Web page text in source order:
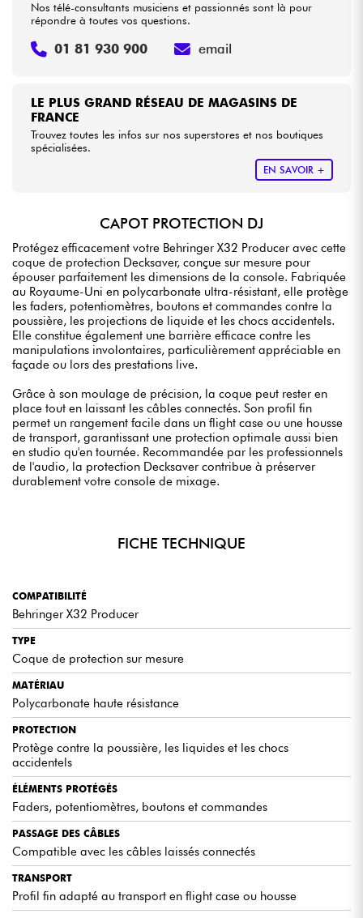
LE PLUS GRAND RÉSEAU DE MAGASINS DE
FRANCE
Trouvez toutes les infos sur nos superstores et nos boutiques
spécialisées.
EN SAVOIR +
Nos télé-consultants musiciens et passionnés sont là pour
répondre à toutes vos questions.
01 81 930 900 email
CAPOT PROTECTION DJ
Protégez efficacement votre Behringer X32 Producer avec cette
coque de protection Decksaver, conçue sur mesure pour
épouser parfaitement les dimensions de la console. Fabriquée
au Royaume-Uni en polycarbonate ultra-résistant, elle protège
les faders, potentiomètres, boutons et commandes contre la
poussière, les projections de liquide et les chocs accidentels.
Elle constitue également une barrière efficace contre les
manipulations involontaires, particulièrement appréciable en
façade ou lors des prestations live.
Grâce à son moulage de précision, la coque peut rester en
place tout en laissant les câbles connectés. Son profil fin
permet un rangement facile dans un flight case ou une housse
de transport, garantissant une protection optimale aussi bien
en studio qu'en tournée. Recommandée par les professionnels
de l'audio, la protection Decksaver contribue à préserver
durablement votre console de mixage.
FICHE TECHNIQUE
COMPATIBILITÉ
Behringer X32 Producer
TYPE
Coque de protection sur mesure
MATÉRIAU
Polycarbonate haute résistance
PROTECTION
Protège contre la poussière, les liquides et les chocs
accidentels
ÉLÉMENTS PROTÉGÉS
Faders, potentiomètres, boutons et commandes
PASSAGE DES CÂBLES
Compatible avec les câbles laissés connectés
TRANSPORT
Profil fin adapté au transport en flight case ou housse